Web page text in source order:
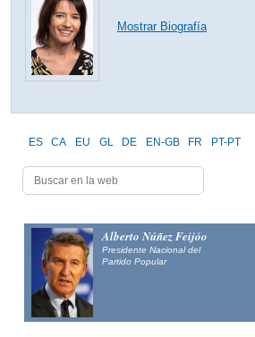
Mostrar Biografía
ES CA EU GL DE EN-GB FR PT-PT
Alberto Núñez Feijóo
Presidente Nacional del
Partido Popular